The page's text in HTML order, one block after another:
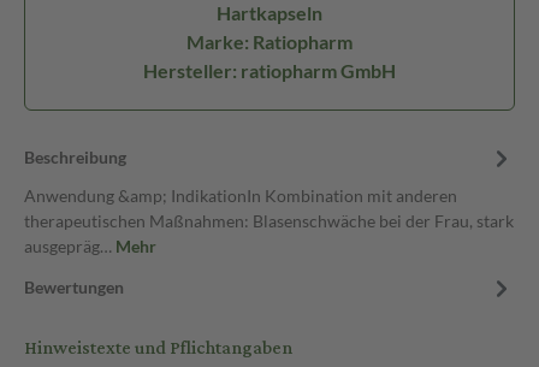
Hartkapseln
Marke: Ratiopharm
Hersteller: ratiopharm GmbH
Beschreibung
Anwendung &amp; IndikationIn Kombination mit anderen
therapeutischen Maßnahmen: Blasenschwäche bei der Frau, stark
ausgepräg… Mehr
Bewertungen
Hinweistexte und Pflichtangaben